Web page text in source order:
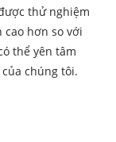
thử nghiệm
hơn so với
thể yên tâm
chúng tôi.